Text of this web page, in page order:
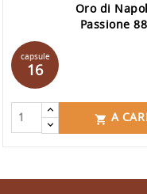
Oro di
Passione 88
capsule
16
 A